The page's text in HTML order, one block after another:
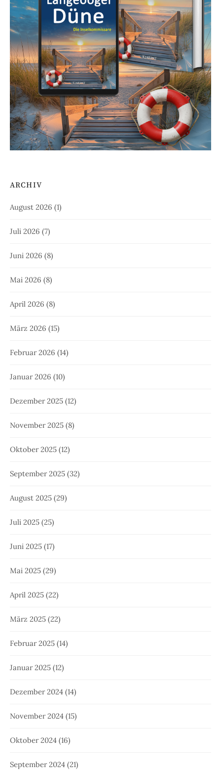
ARCHIV
August 2026 (1)
Juli 2026 (7)
Juni 2026 (8)
Mai 2026 (8)
April 2026 (8)
März 2026 (15)
Februar 2026 (14)
Januar 2026 (10)
Dezember 2025 (12)
November 2025 (8)
Oktober 2025 (12)
September 2025 (32)
August 2025 (29)
Juli 2025 (25)
Juni 2025 (17)
Mai 2025 (29)
April 2025 (22)
März 2025 (22)
Februar 2025 (14)
Januar 2025 (12)
Dezember 2024 (14)
November 2024 (15)
Oktober 2024 (16)
September 2024 (21)